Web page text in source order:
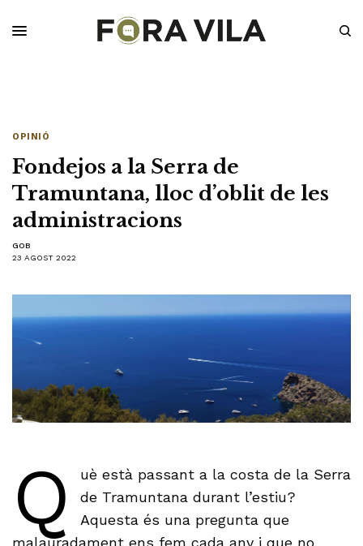
OPINIÓ
Fondejos a la Serra de
Tramuntana, lloc d’oblit de les
administracions
GOB
23 AGOST 2022
Q
uè està passant a la costa de la Serra
de Tramuntana durant l’estiu?
Aquesta és una pregunta que
malauradament ens fem cada any i que no